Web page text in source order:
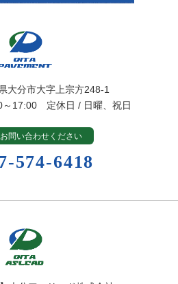
分市大字上宗方248-1
～17:00 定休日 / 日曜、祝日
問い合わせください
574-6418